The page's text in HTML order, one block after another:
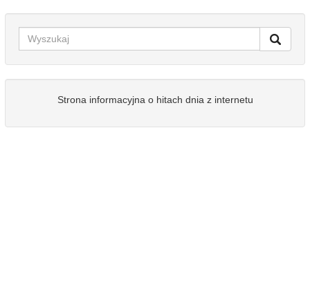
Strona informacyjna o hitach dnia z internetu